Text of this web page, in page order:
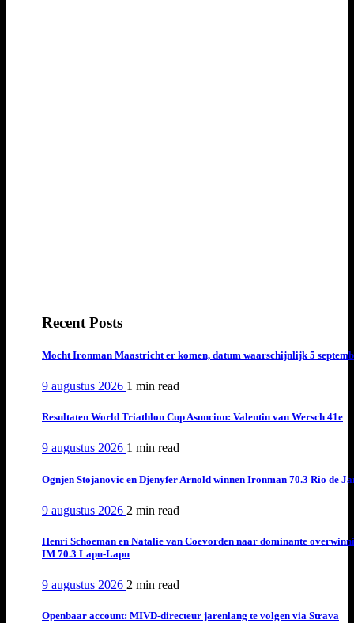
Recent Posts
Mocht Ironman Maastricht er komen, datum waarschijnlijk 5
9 augustus 2026 1 min read
Resultaten World Triathlon Cup Asuncion: Valentin van Wersch 41e
9 augustus 2026 1 min read
Ognjen Stojanovic en Djenyfer Arnold winnen Ironman 70.3 Rio de
9 augustus 2026 2 min read
Henri Schoeman en Natalie van Coevorden naar dominante
IM 70.3 Lapu-Lapu
9 augustus 2026 2 min read
Openbaar account: MIVD-directeur jarenlang te volgen via Strava